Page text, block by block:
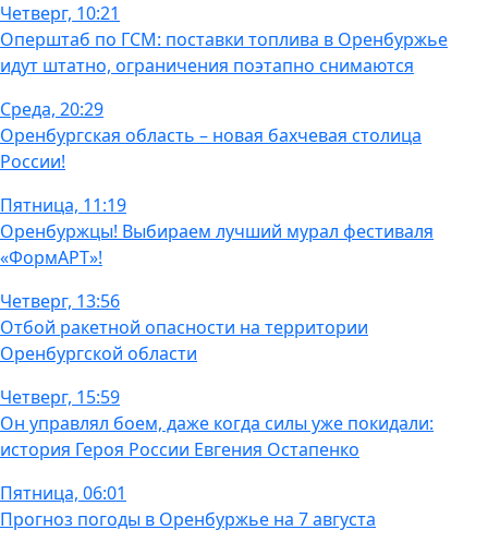
Четверг, 10:21
Оперштаб по ГСМ: поставки топлива в Оренбуржье
идут штатно, ограничения поэтапно снимаются
Среда, 20:29
Оренбургская область – новая бахчевая столица
России!
Пятница, 11:19
Оренбуржцы! Выбираем лучший мурал фестиваля
«ФормАРТ»!
Четверг, 13:56
Отбой ракетной опасности на территории
Оренбургской области
Четверг, 15:59
Он управлял боем, даже когда силы уже покидали:
история Героя России Евгения Остапенко
Пятница, 06:01
Прогноз погоды в Оренбуржье на 7 августа